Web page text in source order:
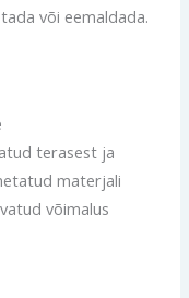
või eemaldada.
terasest ja
materjali
võimalus